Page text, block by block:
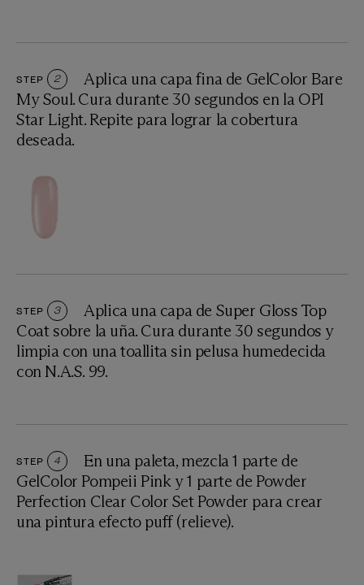
STEP 2
Aplica una capa fina de GelColor Bare
My Soul. Cura durante 30 segundos en la OPI
Star Light. Repite para lograr la cobertura
deseada.
STEP 3
Aplica una capa de Super Gloss Top
Coat sobre la uña. Cura durante 30 segundos y
limpia con una toallita sin pelusa humedecida
con N.A.S. 99.
STEP 4
En una paleta, mezcla 1 parte de
GelColor Pompeii Pink y 1 parte de Powder
Perfection Clear Color Set Powder para crear
una pintura efecto puff (relieve).